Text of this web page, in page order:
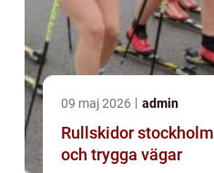
09 maj 2026 admin
Rullskidor stockholm träning, teknik
och trygga vägar